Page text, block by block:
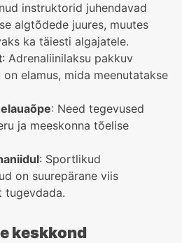
instruktorid juhendavad
algtõdede juures, muutes
ka täiesti algajatele.
: Adrenaliinilaksu pakkuv
elamus, mida meenutatakse
: Need tegevused
ja meeskonna tõelise
: Sportlikud
on suurepärane viis
tugevdada.
keskkond